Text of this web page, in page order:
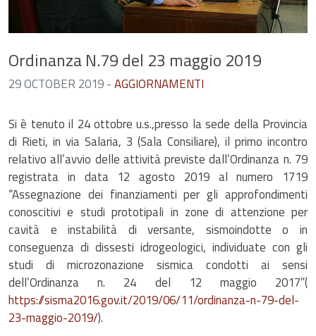
Ordinanza N.79 del 23 maggio 2019
29 OCTOBER 2019-AGGIORNAMENTI
Si è tenuto il 24 ottobre u.s.,presso la sede della Provincia
di Rieti, in via Salaria, 3 (Sala Consiliare), il primo incontro
relativo all’avvio delle attività previste dall’Ordinanza n. 79
registrata in data 12 agosto 2019 al numero 1719
“Assegnazione dei finanziamenti per gli approfondimenti
conoscitivi e studi prototipali in zone di attenzione per
cavità e instabilità di versante, sismoindotte o in
conseguenza di dissesti idrogeologici, individuate con gli
studi di microzonazione sismica condotti ai sensi
dell’Ordinanza n. 24 del 12 maggio 2017”(
https://sisma2016.gov.it/2019/06/11/ordinanza-n-79-del-
23-maggio-2019/).